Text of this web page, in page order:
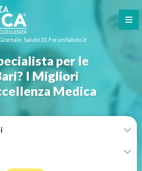
Salute33, ForumSalute.it
per le
I Migliori
Medica